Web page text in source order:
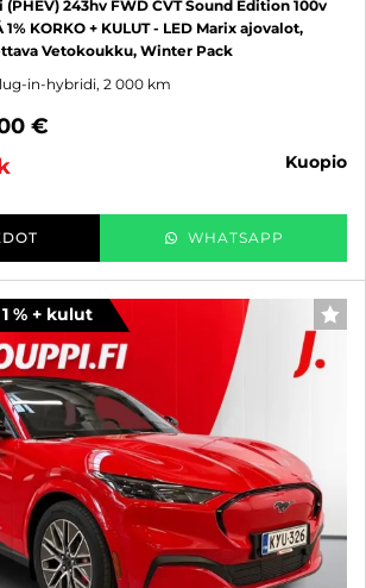
243hv FWD CVT Sound Edition 100v
KORKO + KULUT - LED Marix ajovalot,
Vetokoukku, Winter Pack
in-hybridi, 2 000 km
€
kuopio
WHATSAPP
% + kulut